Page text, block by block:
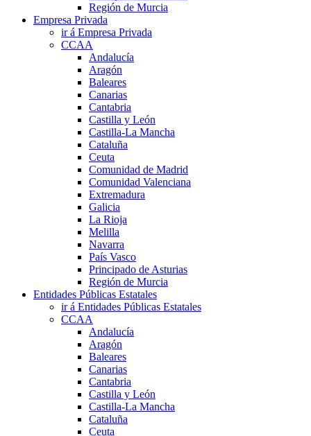
Región de Murcia
Empresa Privada
ir á Empresa Privada
CCAA
Andalucía
Aragón
Baleares
Canarias
Cantabria
Castilla y León
Castilla-La Mancha
Cataluña
Ceuta
Comunidad de Madrid
Comunidad Valenciana
Extremadura
Galicia
La Rioja
Melilla
Navarra
País Vasco
Principado de Asturias
Región de Murcia
Entidades Públicas Estatales
ir á Entidades Públicas Estatales
CCAA
Andalucía
Aragón
Baleares
Canarias
Cantabria
Castilla y León
Castilla-La Mancha
Cataluña
Ceuta